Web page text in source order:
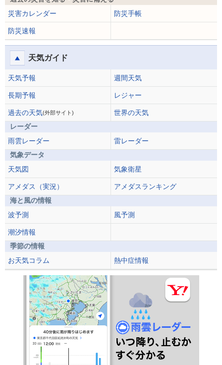
災害カレンダー
防災手帳
防災速報
天気ガイド
天気予報 週間天気
長期予報 レジャー
過去の天気(外部サイト)
世界の天気
レーダー
雨雲レーダー
雷レーダー
気象データ
天気図
気象衛星
アメダス（実況）
アメダスランキング
海と風の情報
波予測
風予測
潮汐情報
季節の情報
お天気コラム
熱中症情報